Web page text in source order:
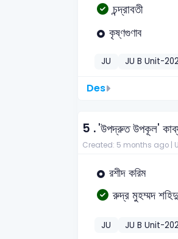
চন্দ্রাবতী
কৃষ্ণগুণাব
JU JU B Unit-
Des
5 .'উপদ্রুত উপকূল'
Created: 5 months ago |
রশীদ করিম
রুদ্র মুহম্মদ
JU JU B Unit-